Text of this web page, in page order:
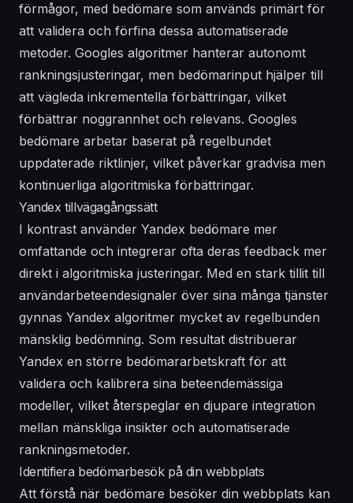
förmågor, med bedömare som används primärt för
att validera och förfina dessa automatiserade
metoder. Googles algoritmer hanterar autonomt
rankningsjusteringar, men bedömarinput hjälper till
att vägleda inkrementella förbättringar, vilket
förbättrar noggrannhet och relevans. Googles
bedömare arbetar baserat på regelbundet
uppdaterade riktlinjer, vilket påverkar gradvisa men
kontinuerliga algoritmiska förbättringar.
Yandex tillvägagångssätt
I kontrast använder Yandex bedömare mer
omfattande och integrerar ofta deras feedback mer
direkt i algoritmiska justeringar. Med en stark tillit till
användarbeteendesignaler över sina många tjänster
gynnas Yandex algoritmer mycket av regelbunden
mänsklig bedömning. Som resultat distribuerar
Yandex en större bedömararbetskraft för att
validera och kalibrera sina beteendemässiga
modeller, vilket återspeglar en djupare integration
mellan mänskliga insikter och automatiserade
rankningsmetoder.
Identifiera bedömarbesök på din webbplats
Att förstå när bedömare besöker din webbplats kan